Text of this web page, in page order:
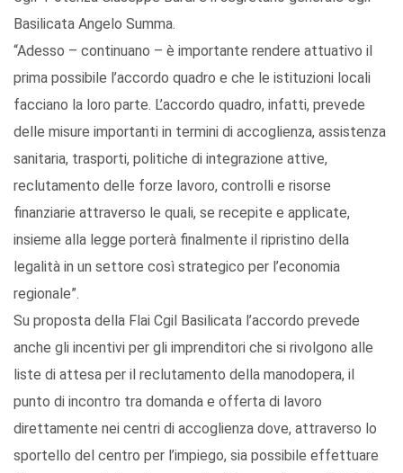
Basilicata Angelo Summa.
“Adesso – continuano – è importante rendere attuativo il
prima possibile l’accordo quadro e che le istituzioni locali
facciano la loro parte. L’accordo quadro, infatti, prevede
delle misure importanti in termini di accoglienza, assistenza
sanitaria, trasporti, politiche di integrazione attive,
reclutamento delle forze lavoro, controlli e risorse
finanziarie attraverso le quali, se recepite e applicate,
insieme alla legge porterà finalmente il ripristino della
legalità in un settore così strategico per l’economia
regionale”.
Su proposta della Flai Cgil Basilicata l’accordo prevede
anche gli incentivi per gli imprenditori che si rivolgono alle
liste di attesa per il reclutamento della manodopera, il
punto di incontro tra domanda e offerta di lavoro
direttamente nei centri di accoglienza dove, attraverso lo
sportello del centro per l’impiego, sia possibile effettuare